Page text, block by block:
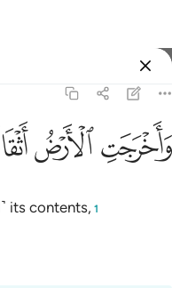
ﱺﱻ
its contents, 1